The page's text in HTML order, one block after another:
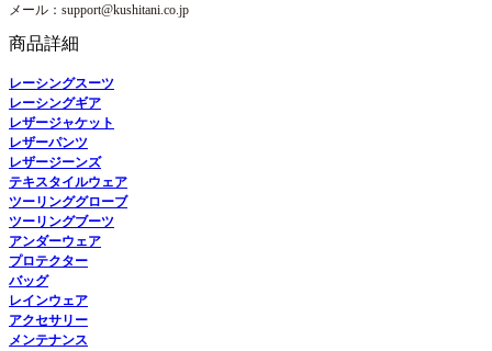
メール：support@kushitani.co.jp
商品詳細
レーシングスーツ
レーシングギア
レザージャケット
レザーパンツ
レザージーンズ
テキスタイルウェア
ツーリンググローブ
ツーリングブーツ
アンダーウェア
プロテクター
バッグ
レインウェア
アクセサリー
メンテナンス